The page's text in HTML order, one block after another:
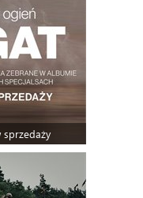
sprzedaży